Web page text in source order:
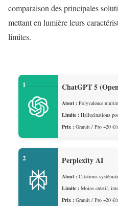
comparaison des principales
mettant en lumière leurs
limites.
1 ChatGPT 5
Atout : Polyvalence
Limite : Hallucinations
Prix : Gratuit / Pro ~20 €/
2 Perplexity AI
Atout : Citations
Limite : Moins créatif,
Prix : Gratuit / Pro ~20 €/